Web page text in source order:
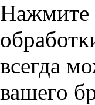
Нажмите
всегда
вашего